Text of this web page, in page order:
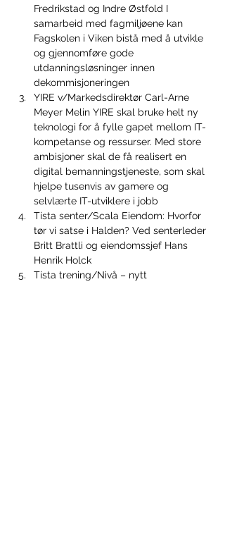
Fredrikstad og Indre Østfold I
samarbeid med fagmiljøene kan
Fagskolen i Viken bistå med å utvikle
og gjennomføre gode
utdanningsløsninger innen
dekommisjoneringen
YIRE v/Markedsdirektør Carl-Arne
Meyer Melin YIRE skal bruke helt ny
teknologi for å fylle gapet mellom IT-
kompetanse og ressurser. Med store
ambisjoner skal de få realisert en
digital bemanningstjeneste, som skal
hjelpe tusenvis av gamere og
selvlærte IT-utviklere i jobb
Tista senter/Scala Eiendom: Hvorfor
tør vi satse i Halden? Ved senterleder
Britt Brattli og eiendomssjef Hans
Henrik Holck
Tista trening/Nivå – nytt